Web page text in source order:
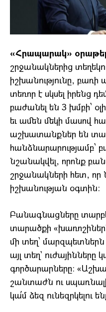
«Հրապարակ»
շրջանակներից
իշխանությունը, բառի
տեռոր է սկսել իրենց
բաժանել են 3 խմբի՝
եւ ամեն մեկի
աշխատանքներ են
հանձնարարությամբ՝
նշանակվել, որոնք
շրջանակների հետ,
իշխանության օգտին:
Բանագնացները
տարածքի
մի տեղ՝
այլ տեղ`
գործարարները։
շանտաժն ու
կա՛մ ձեզ ունեզրկելու